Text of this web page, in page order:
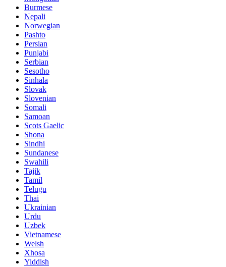
Burmese
Nepali
Norwegian
Pashto
Persian
Punjabi
Serbian
Sesotho
Sinhala
Slovak
Slovenian
Somali
Samoan
Scots Gaelic
Shona
Sindhi
Sundanese
Swahili
Tajik
Tamil
Telugu
Thai
Ukrainian
Urdu
Uzbek
Vietnamese
Welsh
Xhosa
Yiddish